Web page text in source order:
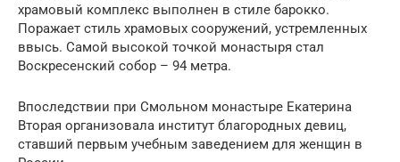
храмовый комплекс выполнен в стиле барокко.
Поражает стиль храмовых сооружений, устремленных
ввысь. Самой высокой точкой монастыря стал
Воскресенский собор – 94 метра.
Впоследствии при Смольном монастыре Екатерина
Вторая организовала институт благородных девиц,
ставший первым учебным заведением для женщин в